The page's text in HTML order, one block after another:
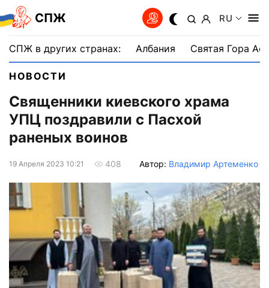
СПЖ RU
СПЖ в других странах: Албания Святая Гора
НОВОСТИ
Священники киевского храма
УПЦ поздравили с Пасхой
раненых воинов
19 Апреля 2023 10:21 408 Автор: Владимир Артеменко